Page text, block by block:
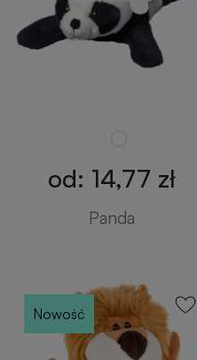
od: 14,77 zł
Panda
Nowość